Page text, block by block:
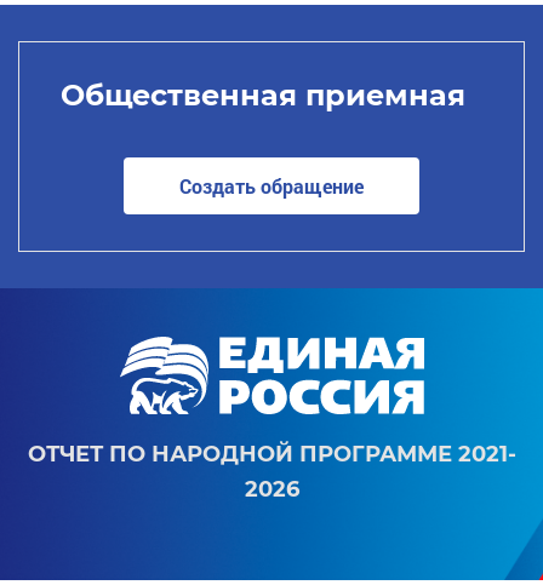
Общественная приемная
Создать обращение
ОТЧЕТ ПО НАРОДНОЙ ПРОГРАММЕ 2021-
2026